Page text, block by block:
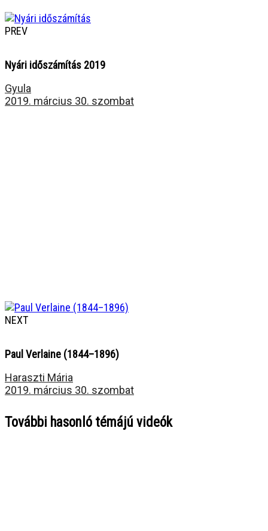
PREV
Nyári időszámítás 2019
Gyula
2019. március 30. szombat
NEXT
Paul Verlaine (1844–1896)
Haraszti Mária
2019. március 30. szombat
További hasonló témájú videók